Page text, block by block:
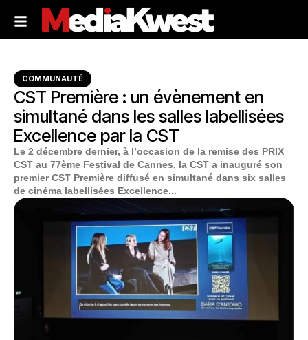
COMMUNAUTÉ
CST Première : un évènement en
simultané dans les salles labellisées
Excellence par la CST
Le 2 décembre dernier, à l’occasion de la remise des PRIX
CST au 77ème Festival de Cannes, la CST a inauguré son
premier CST Première diffusé en simultané dans six salles
de cinéma labellisées Excellence...